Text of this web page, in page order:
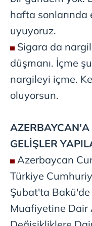
hafta sonlarında
uyuyoruz.
Sigara da
düşmanı. İçme
nargileyi içme.
oluyorsun.
AZERBAYCAN'A
GELİŞLER
Azerbaycan
Türkiye
Şubat'ta Bakü'de
Muafiyetine Dair